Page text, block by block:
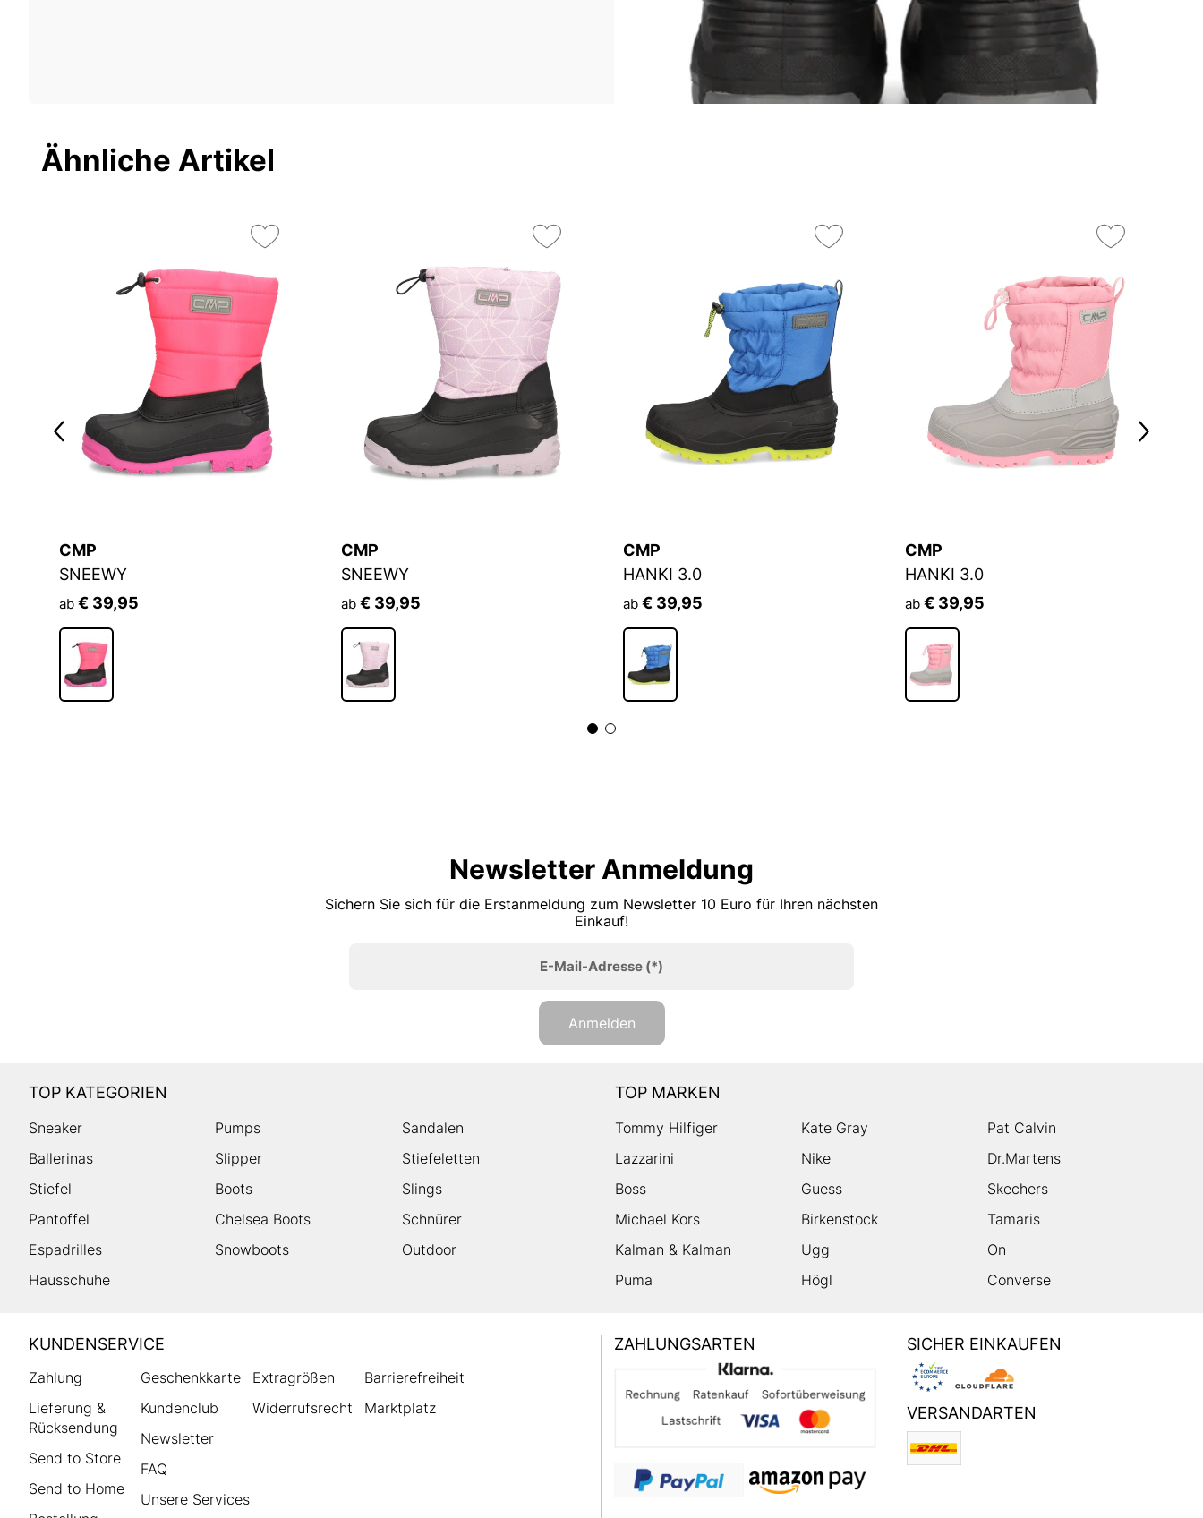
Ähnliche Artikel
CMP
SNEEWY
ab € 39,95
CMP
SNEEWY
ab € 39,95
CMP
HANKI 3.0
ab € 39,95
CMP
HANKI 3.0
ab € 39,95
Newsletter Anmeldung
Sichern Sie sich für die Erstanmeldung zum Newsletter 10 Euro für Ihren nächsten
Einkauf!
E-Mail-Adresse(*)
Anmelden
TOP KATEGORIEN
Sneaker Pumps
Sandalen
Ballerinas
Slipper
Stiefeletten
Stiefel
Boots
Slings
Pantoffel
Chelsea Boots
Schnürer
Espadrilles
Snowboots
Outdoor
Hausschuhe
TOP MARKEN
Tommy Hilfiger Kate Gray
Pat Calvin
Lazzarini
Nike
Dr.Martens
Boss
Guess
Skechers
Michael Kors
Birkenstock
Tamaris
Kalman & Kalman
Ugg
On
Puma
Högl Converse
HUMANIC
Footer
KUNDENSERVICE
Zahlung
Lieferung &
Rücksendung
Send to Store
Send to Home
Geschenkkarte
Kundenclub
Newsletter
FAQ
Unsere Services
Extragrößen
Widerrufsrecht
Barrierefreiheit
Marktplatz
ZAHLUNGSARTEN SICHER EINKAUFEN
VERSANDARTEN